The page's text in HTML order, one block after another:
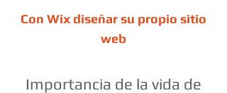
Importancia de la vida de
Con Wix diseñar su propio sitio
web